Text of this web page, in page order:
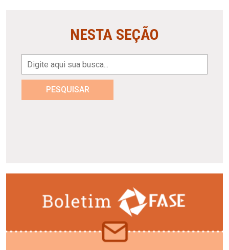
NESTA SEÇÃO
PESQUISAR